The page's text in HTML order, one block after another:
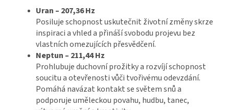
Uran – 207,36 Hz
Posiluje schopnost uskutečnit životní změny skrze
inspiraci a vhled a přináší svobodu projevu bez
vlastních omezujících přesvědčení.
Neptun – 211,44 Hz
Prohlubuje duchovní prožitky a rozvíjí schopnost
soucitu a otevřenosti vůči tvořivému odevzdání.
Pomáhá navázat kontakt se světem snů a
podporuje uměleckou povahu, hudbu, tanec,